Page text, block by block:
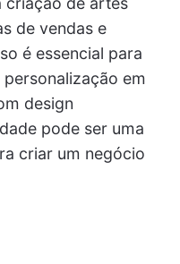
de vendas e
é essencial para
em
design
pode ser uma
criar um negócio